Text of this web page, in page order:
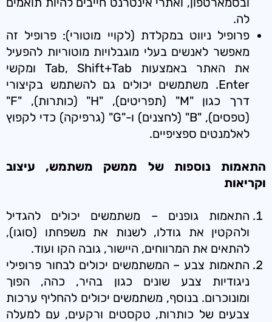
לה.
פרופיל ניווט במקלדת (לקויי מוטורי): פרופיל זה
מאפשר לאנשים בעלי מוגבלויות מוטוריות להפעיל
את האתר באמצעות Tab, Shift+Tab ומקשי
Enter. משתמשים יכולים גם להשתמש בקיצורי
דרך כגון "M" (תפריטים), "H" (כותרות), "F"
(טפסים), "B" (לחצנים) ו-"G" (גרפיקה) כדי לקפוץ
לאלמנטים ספציפיים.
התאמות נוספות של ממשק משתמש, עיצוב
וקריאות
התאמות גופנים – משתמשים יכולים להגדיל
ולהקטין את גודלו, לשנות את משפחתו (סוגו),
להתאים את המרווחים, היישור, גובה הקו ועוד.
התאמות צבע – המשתמשים יכולים לבחור פרופילי
ניגודיות צבע שונים כגון בהיר, כהה, הפוך
ומונוכרום. בנוסף, משתמשים יכולים להחליף ערכות
צבעים של כותרות, טקסטים ורקעים, עם למעלה